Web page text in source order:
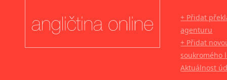
+ Přidat
agenturu
+ Přidat
soukromého
Aktuálnost